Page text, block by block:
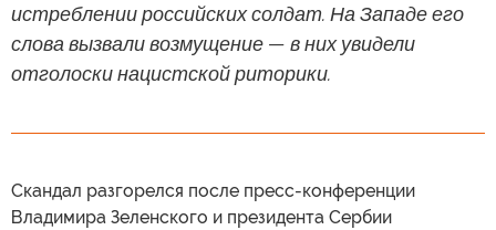
истреблении российских солдат. На Западе его
слова вызвали возмущение — в них увидели
отголоски нацистской риторики.
Скандал разгорелся после пресс-конференции
Владимира Зеленского и президента Сербии